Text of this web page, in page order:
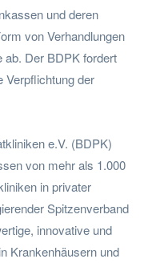
und deren
von Verhandlungen
ab. Der BDPK fordert
Verpflichtung der
e.V. (BDPK)
von mehr als 1.000
in privater
Spitzenverband
innovative und
Krankenhäusern und